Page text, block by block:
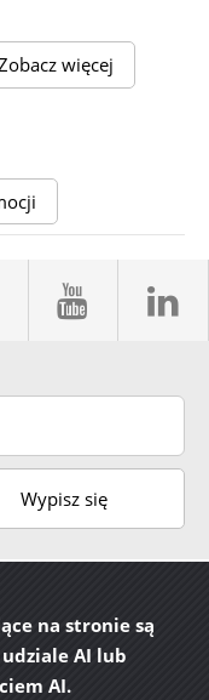
więcej
Wypisz się
na stronie są
AI lub
AI.